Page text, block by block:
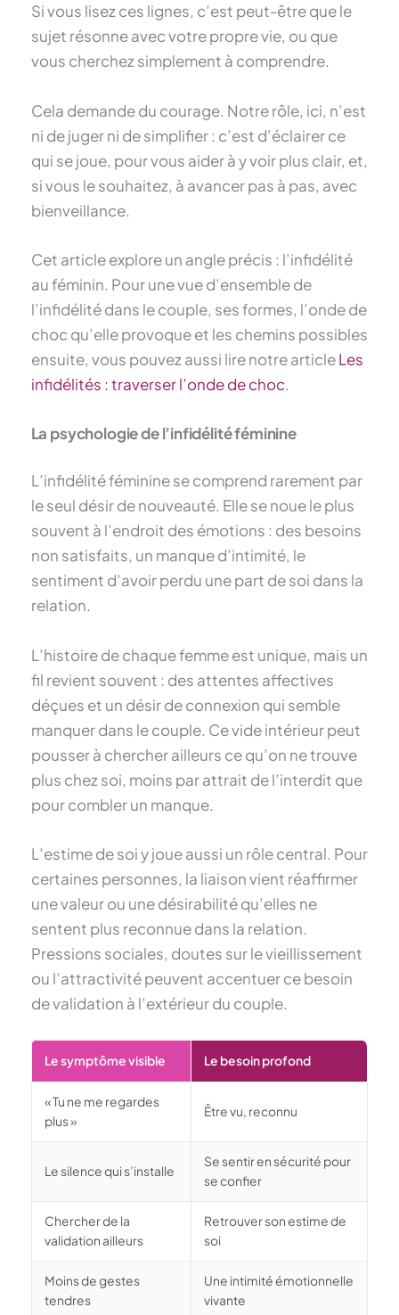
Si vous lisez ces lignes, c’est peut-être que le
sujet résonne avec votre propre vie, ou que
vous cherchez simplement à comprendre.
Cela demande du courage. Notre rôle, ici, n’est
ni de juger ni de simplifier : c’est d’éclairer ce
qui se joue, pour vous aider à y voir plus clair, et,
si vous le souhaitez, à avancer pas à pas, avec
bienveillance.
Cet article explore un angle précis : l’infidélité
au féminin. Pour une vue d’ensemble de
l’infidélité dans le couple, ses formes, l’onde de
choc qu’elle provoque et les chemins possibles
ensuite, vous pouvez aussi lire notre articleLes
infidélités : traverser l’onde de choc.
La psychologie de l’infidélité féminine
L’infidélité féminine se comprend rarement par
le seul désir de nouveauté. Elle se noue le plus
souvent à l’endroit des émotions : des besoins
non satisfaits, un manque d’intimité, le
sentiment d’avoir perdu une part de soi dans la
relation.
L’histoire de chaque femme est unique, mais un
fil revient souvent : des attentes affectives
déçues et un désir de connexion qui semble
manquer dans le couple. Ce vide intérieur peut
pousser à chercher ailleurs ce qu’on ne trouve
plus chez soi, moins par attrait de l’interdit que
pour combler un manque.
L’estime de soi y joue aussi un rôle central. Pour
certaines personnes, la liaison vient réaffirmer
une valeur ou une désirabilité qu’elles ne
sentent plus reconnue dans la relation.
Pressions sociales, doutes sur le vieillissement
ou l’attractivité peuvent accentuer ce besoin
de validation à l’extérieur du couple.
Le symptôme visible Le besoin profond
« Tu ne me regardes
plus »
Être vu, reconnu
Le silence qui s’installe
Se sentir en sécurité pour
se confier
Chercher de la
validation ailleurs
Retrouver son estime de
soi
Moins de gestes
tendres
Une intimité émotionnelle
vivante